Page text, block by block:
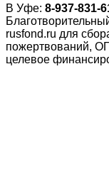
В Уфе: 8-937-831-
rusfond.ru для
пожертвований,
целевое